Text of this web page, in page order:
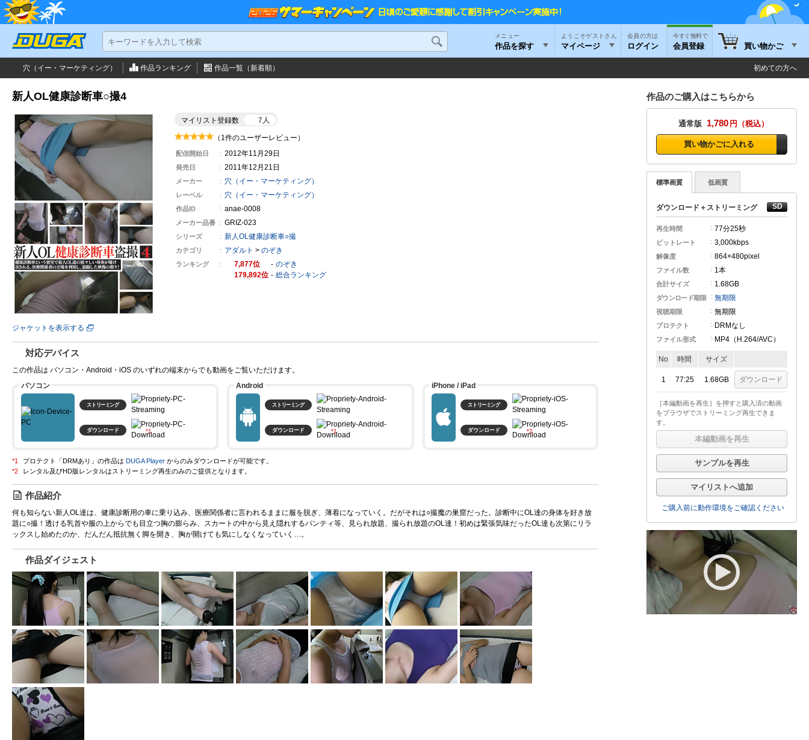
メニュー
作品を探す
ようこそゲストさん
マイページ ログイン
今すぐ無料で
会員登録 買い物かご
穴（イー・マーケティング） 作品ランキング 作品一覧（新着順） 初めての方へ
新人OL健康診断車○撮4
マイリスト登録数 7人
（1件のユーザーレビュー）
配信開始日 2012年11月29日
発売日 2011年12月21日
メーカー 穴（イー・マーケティング）
レーベル 穴（イー・マーケティング）
作品ID anae-0008
メーカー品番 GRIZ-023
シリーズ 新人OL健康診断車○撮
カテゴリ アダルト > のぞき
ランキング 7,877
のぞき
179,892
総合ランキング
ジャケットを表示する
対応デバイス
この作品は パソコン・Android・iOS のいずれの端末からでも動画をご覧いただけます。
パソコン
ストリーミング
ダウンロード
Android
ストリーミング
ダウンロード
iPhone / iPad
ストリーミング
ダウンロード
プロテクト「DRMあり」の作品は DUGA Player からのみダウンロードが可能です。
作品紹介
何も知らない新人OL達は、健康診断用の車に乗り込み、医療関係者に言われるままに服を脱ぎ、薄着になっていく。だがそれは○撮魔の巣窟だった。診断中にOL達の身体を好き放
題に○撮！透ける乳首や服の上からでも目立つ胸の膨らみ、スカートの中から見え隠れするパンティ等、見られ放題、撮られ放題のOL達！初めは緊張気味だったOL達も次第にリラ
ックスし始めたのか、だんだん抵抗無く脚を開き、胸が開けても気にしなくなっていく…。
作品ダイジェスト
作品のご購入はこちらから
通常版 1,780 円
買い物かごに入れる
標準画質 低画質
ダウンロード＋ストリーミング
再生時間 77分25秒
ビットレート 3,000kbps
解像度 864×480pixel
ファイル数 1本
合計サイズ 1.68GB
ダウンロード期限 無期限
視聴期限 無期限
プロテクト DRMなし
ファイル形式 MP4（H.264/AVC ）
No 時間 サイズ
1 77:25 1.68GB ダウンロード
［本編動画を再生］を押すと購入済の動画
をブラウザでストリーミング再生できま
す。
本編動画を再生
サンプルを再生
マイリストへ追加
ご購入前に動作環境をご確認ください